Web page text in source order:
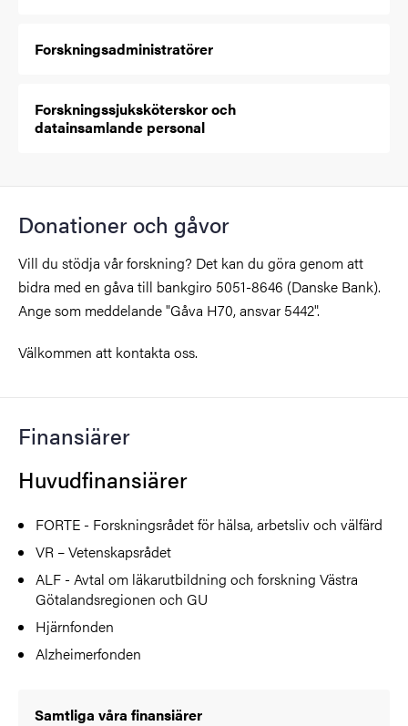
Forskningsadministratörer
Forskningssjuksköterskor och
datainsamlande personal
Donationer och gåvor
Vill du stödja vår forskning? Det kan du göra genom att
bidra med en gåva till bankgiro 5051-8646 (Danske Bank).
Ange som meddelande "Gåva H70, ansvar 5442".
Välkommen att kontakta oss.
Finansiärer
Huvudfinansiärer
FORTE - Forskningsrådet för hälsa, arbetsliv och välfärd
VR – Vetenskapsrådet
ALF - Avtal om läkarutbildning och forskning Västra
Götalandsregionen och GU
Hjärnfonden
Alzheimerfonden
Samtliga våra finansiärer